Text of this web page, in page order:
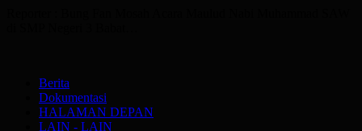
Berita
Dokumentasi
HALAMAN DEPAN
LAIN - LAIN